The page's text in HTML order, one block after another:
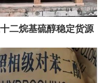
二烷基硫醇稳定货源